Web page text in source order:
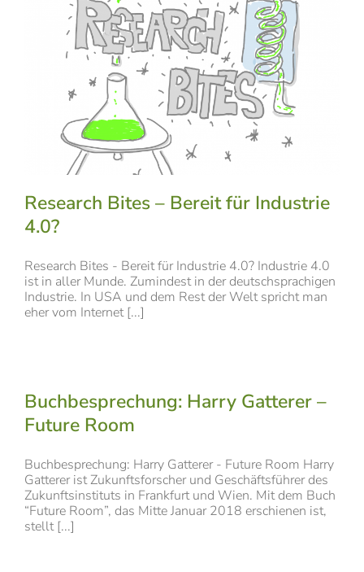
Research Bites – Bereit für Industrie
4.0?
Research Bites - Bereit für Industrie 4.0? Industrie 4.0
ist in aller Munde. Zumindest in der deutschsprachigen
Industrie. In USA und dem Rest der Welt spricht man
eher vom Internet [...]
Buchbesprechung: Harry Gatterer –
Future Room
Buchbesprechung: Harry Gatterer - Future Room Harry
Gatterer ist Zukunftsforscher und Geschäftsführer des
Zukunftsinstituts in Frankfurt und Wien. Mit dem Buch
“Future Room”, das Mitte Januar 2018 erschienen ist,
stellt [...]